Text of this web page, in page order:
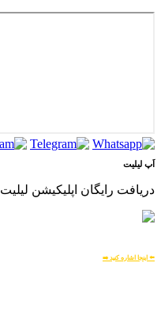
اَپ لیلیت
دریافت رایگان اپلیکیشن لیلیت
⬅️ اینجا اشاره کنید ➡️